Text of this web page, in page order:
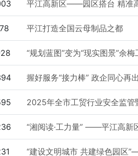
平江高新区——园区搭台 精准
平江打造全国云母制品之都
“规划蓝图”变为“现实图景”余
握好服务“接力棒” 政企同心
2025年全市工贸行业安全监管
“湘阅读·工力量” ——平江高新
“建设文明城市 共建绿色园区